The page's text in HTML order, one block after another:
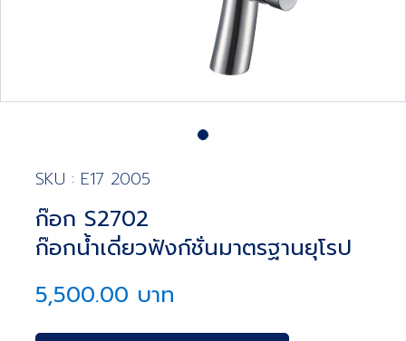
SKU : E17 2005
ก๊อก S2702
ก๊อกน้ำเดี่ยวฟังก์ชั่นมาตรฐานยุโรป
5,500.00 บาท